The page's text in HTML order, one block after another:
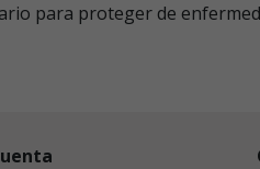
para proteger de